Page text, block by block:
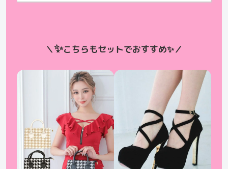
＼✨こちらもセットでおすすめ✨／